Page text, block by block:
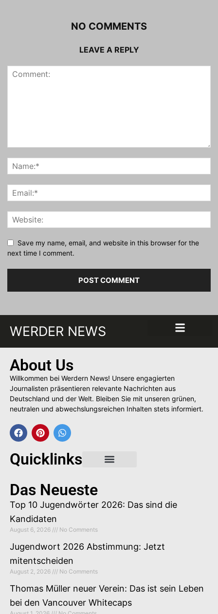
NO COMMENTS
LEAVE A REPLY
Save my name, email, and website in this browser for the
next time I comment.
WERDER NEWS
About Us
Willkommen bei Werdern News! Unsere engagierten
Journalisten präsentieren relevante Nachrichten aus
Deutschland und der Welt. Bleiben Sie mit unseren grünen,
neutralen und abwechslungsreichen Inhalten stets informiert.
Quicklinks
Das Neueste
Top 10 Jugendwörter 2026: Das sind die
Kandidaten
August 6, 2026 No Comments
Jugendwort 2026 Abstimmung: Jetzt
mitentscheiden
August 2, 2026 No Comments
Thomas Müller neuer Verein: Das ist sein Leben
bei den Vancouver Whitecaps